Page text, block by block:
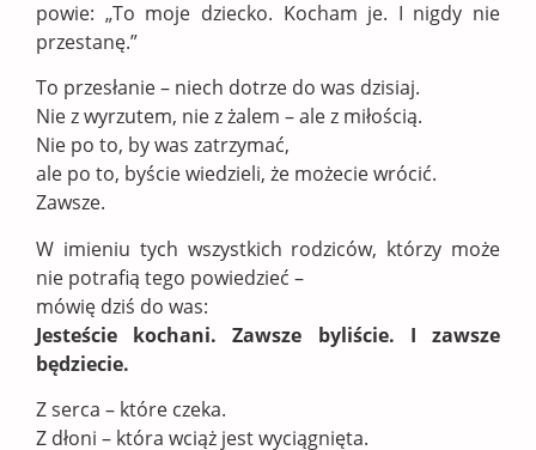
powie: „To moje dziecko. Kocham je. I nigdy nie
przestanę.”
To przesłanie – niech dotrze do was dzisiaj.
Nie z wyrzutem, nie z żalem – ale z miłością.
Nie po to, by was zatrzymać,
ale po to, byście wiedzieli, że możecie wrócić.
Zawsze.
W imieniu tych wszystkich rodziców, którzy może
nie potrafią tego powiedzieć –
mówię dziś do was:
Jesteście kochani. Zawsze byliście. I zawsze
będziecie.
Z serca – które czeka.
Z dłoni – która wciąż jest wyciągnięta.